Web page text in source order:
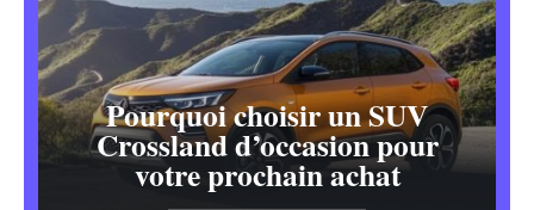
Pourquoi choisir un SUV
Crossland d’occasion pour
votre prochain achat